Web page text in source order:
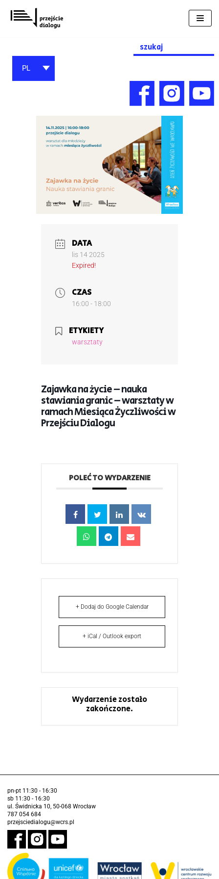
Przejdź
do
Search
for:
PL
DATA
lis 14 2025
Expired!
CZAS
16:00 - 18:00
ETYKIETY
warsztaty
Zajawka na życie – nauka
stawiania granic – warsztaty w
ramach Miesiąca Życzliwości w
Przejściu Dialogu
POLEĆ TO WYDARZENIE
+ Dodaj do Google Calendar
+ iCal / Outlook export
Wydarzenie zostało
zakończone.
pn-pt 11:30 - 16:30
sb 11:30 - 16:30
ul. Świdnicka 10, 50-068 Wrocław
787 054 684
przejsciedialogu@wcrs.pl